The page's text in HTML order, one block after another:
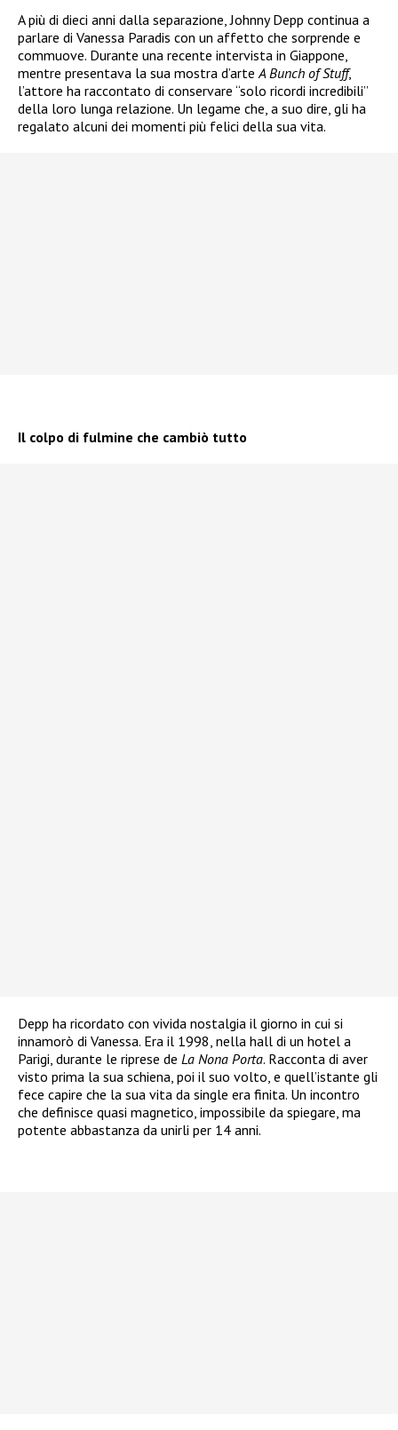
A più di dieci anni dalla separazione, Johnny Depp continua a
parlare di Vanessa Paradis con un affetto che sorprende e
commuove. Durante una recente intervista in Giappone,
mentre presentava la sua mostra d’arte A Bunch of Stuff,
l’attore ha raccontato di conservare “solo ricordi incredibili”
della loro lunga relazione. Un legame che, a suo dire, gli ha
regalato alcuni dei momenti più felici della sua vita.
Il colpo di fulmine che cambiò tutto
Depp ha ricordato con vivida nostalgia il giorno in cui si
innamorò di Vanessa. Era il 1998, nella hall di un hotel a
Parigi, durante le riprese de La Nona Porta. Racconta di aver
visto prima la sua schiena, poi il suo volto, e quell’istante gli
fece capire che la sua vita da single era finita. Un incontro
che definisce quasi magnetico, impossibile da spiegare, ma
potente abbastanza da unirli per 14 anni.